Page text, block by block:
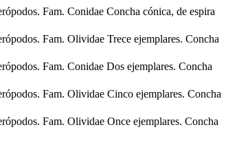
Fam. Conidae Concha cónica, de espira
Fam. Olividae Trece ejemplares. Concha
Fam. Conidae Dos ejemplares. Concha
Fam. Olividae Cinco ejemplares. Concha
Fam. Olividae Once ejemplares. Concha